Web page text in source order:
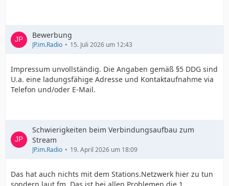
Bewerbung
JP.im.Radio 15. Juli 2026 um 12:43
Impressum unvollständig. Die Angaben gemäß §5 DDG sind
U.a. eine ladungsfähige Adresse und Kontaktaufnahme via
Telefon und/oder E-Mail.
Schwierigkeiten beim Verbindungsaufbau zum
Stream
JP.im.Radio 19. April 2026 um 18:09
Das hat auch nichts mit dem Stations.Netzwerk hier zu tun